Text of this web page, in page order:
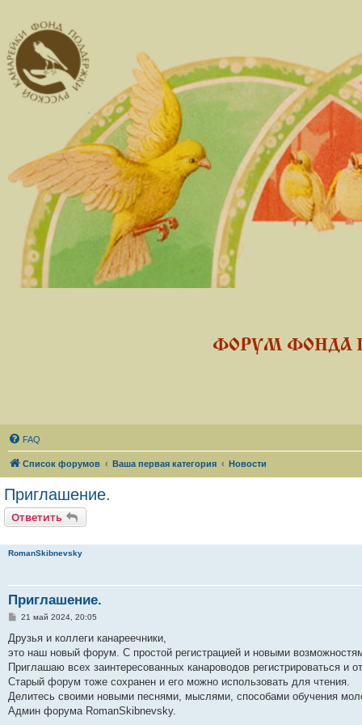
ФОРУМ ФОНДА
FAQ
Список форумов Ваша первая категория Новости
Приглашение.
Ответить
RomanSkibnevsky
Приглашение.
С
о
б
щ
е
и
е
21 май 2024, 20:05
Друзья и коллеги канареечники,
это наш новый форум. С простой регистрацией и новыми
Приглашаю всех заинтересованных канароводов регистрироваться и
Старый форум тоже сохранен и его можно использовать для чтения.
Делитесь своими новыми песнями, мыслями, способами обучения
Админ форума RomanSkibnevsky.